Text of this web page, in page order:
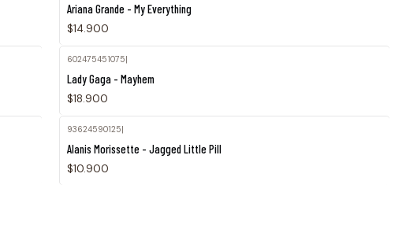
Ariana Grande - My Everything
$14.900
602475451075|
Lady Gaga - Mayhem
$18.900
93624590125
Alanis Morissette - Jagged Little Pill
$10.900